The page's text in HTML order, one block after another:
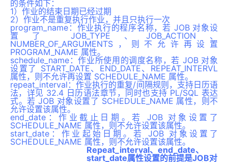
的条件如下：
1）作业的结束日期已经过期
2）作业不是重复执行作业，并且只执行一次
program_name：作业执行的程序名称，若 JOB 对象设
置了 JOB_TYPE、JOB_ACTION、
NUMBER_OF_ARGUMENTS，则不允许再设置
PROGRAM_NAME 属性。
schedule_name：作业所使用的调度名称，若 JOB 对象
设置了 START_DATE、END_DATE、REPEAT_INTERVL
属性，则不允许再设置 SCHEDULE_NAME 属性。
repeat_interval：作业执行的重复/间隔规则，支持日历语
法，详见 32.4 日历语法章节，同时也支持 PL/SQL 表达
式。若 JOB 对象设置了 SCHEDULE_NAME 属性，则不
允许设置该属性。
end_date：作业截止日期。若 JOB 对象设置了
SCHEDULE_NAME 属性，则不允许设置该属性。
start_date：作业起始日期。若 JOB 对象设置了
SCHEDULE_NAME 属性，则不允许设置该属性。
Repeat_interval、end_date、
start_date属性设置的前提是JOB对